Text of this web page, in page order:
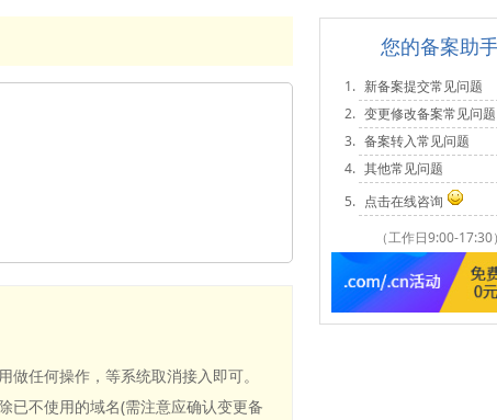
您的备案助
新备案提交常见问题
变更修改备案常见问题
备案转入常见问题
其他常见问题
点击在线咨询
（工作日9:00-17:30
任何操作，等系统取消接入即可。
已不使用的域名(需注意应确认变更备